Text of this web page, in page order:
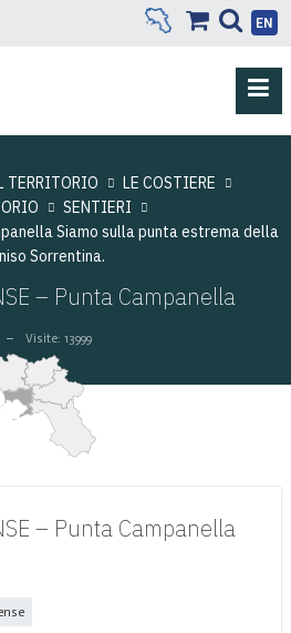
EN
TERRITORIO
LE COSTIERE
SENTIERI
Siamo sulla punta estrema della
Sorrentina.
– Punta Campanella
Visite: 13999
– Punta Campanella